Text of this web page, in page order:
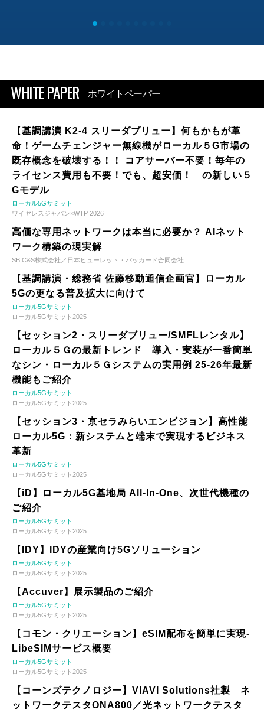
WHITE PAPER ホワイトペーパー
【基調講演 K2-4 スリーダブリュー】何もかもが革
命！ゲームチェンジャー無線機がローカル５G市場の
既存概念を破壊する！！ コアサーバー不要！毎年の
ライセンス費用も不要！でも、超安価！ の新しい５
Gモデル
ローカル5Gサミット
ワイヤレスジャパン×WTP 2026
高価な専用ネットワークは本当に必要か？ AIネット
ワーク構築の現実解
SB C&S株式会社／日本ヒューレット・パッカード合同会社
【基調講演・総務省 佐藤移動通信企画官】ローカル
5Gの更なる普及拡大に向けて
ローカル5Gサミット
ローカル5Gサミット2025
【セッション2・スリーダブリュー/SMFLレンタル】
ローカル５Ｇの最新トレンド 導入・実装が一番簡単
なシン・ローカル５Ｇシステムの実用例 25-26年最新
機能もご紹介
ローカル5Gサミット
ローカル5Gサミット2025
【セッション3・京セラみらいエンビジョン】高性能
ローカル5G：新システムと端末で実現するビジネス
革新
ローカル5Gサミット
ローカル5Gサミット2025
【iD】ローカル5G基地局 All-In-One、次世代機種の
ご紹介
ローカル5Gサミット
ローカル5Gサミット2025
【IDY】IDYの産業向け5Gソリューション
ローカル5Gサミット
ローカル5Gサミット2025
【Accuver】展示製品のご紹介
ローカル5Gサミット
ローカル5Gサミット2025
【コモン・クリエーション】eSIM配布を簡単に実現-
LibeSIMサービス概要
ローカル5Gサミット
ローカル5Gサミット2025
【コーンズテクノロジー】VIAVI Solutions社製 ネ
ットワークテスタONA800／光ネットワークテスタ